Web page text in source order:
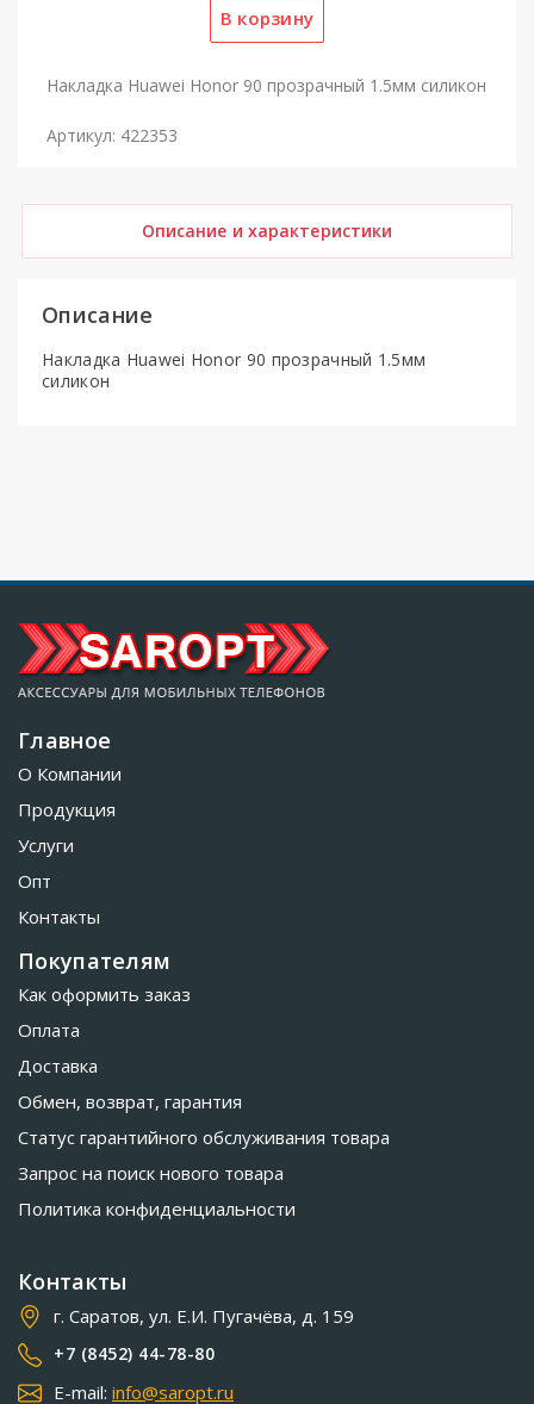
Накладка Huawei Honor 90 прозрачный 1.5мм силикон
Артикул: 422353
Описание и характеристики
Описание
Накладка Huawei Honor 90 прозрачный 1.5мм
силикон
Главное
О Компании
Продукция
Услуги
Опт
Контакты
Покупателям
Как оформить заказ
Оплата
Доставка
Обмен, возврат, гарантия
Статус гарантийного обслуживания товара
Запрос на поиск нового товара
Политика конфиденциальности
Контакты
г. Саратов, ул. Е.И. Пугачёва, д. 159
+7 (8452) 44-78-80
E-mail: info@saropt.ru